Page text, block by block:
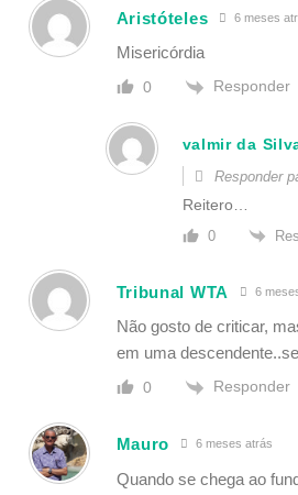
Aristóteles 6 meses
Misericórdia
0 Responder
valmir da
Responder
Reitero…
0
Tribunal WTA 6
Não gosto de criticar,
em uma
0 Responder
Mauro 6 meses atrás
Quando se chega ao